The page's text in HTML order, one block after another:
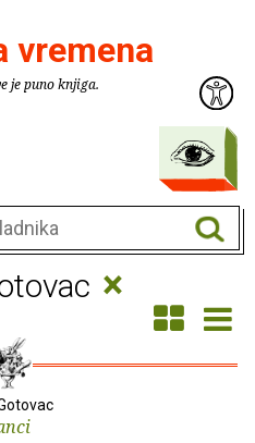
vremena
je puno knjiga.
×